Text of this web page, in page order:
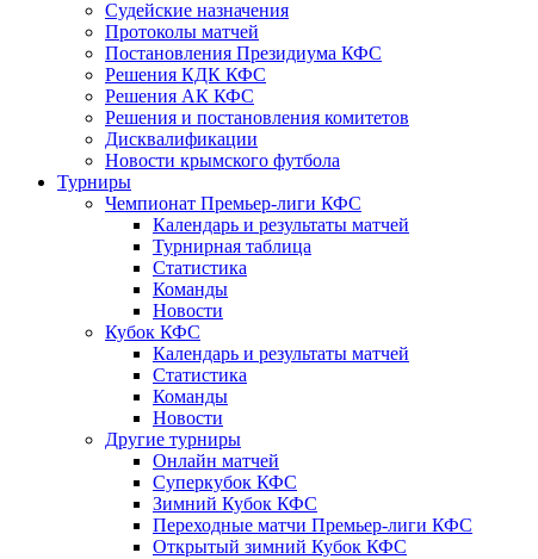
Судейские назначения
Протоколы матчей
Постановления Президиума КФС
Решения КДК КФС
Решения АК КФС
Решения и постановления комитетов
Дисквалификации
Новости крымского футбола
Турниры
Чемпионат Премьер-лиги КФС
Календарь и результаты матчей
Турнирная таблица
Статистика
Команды
Новости
Кубок КФС
Календарь и результаты матчей
Статистика
Команды
Новости
Другие турниры
Онлайн матчей
Суперкубок КФС
Зимний Кубок КФС
Переходные матчи Премьер-лиги КФС
Открытый зимний Кубок КФС